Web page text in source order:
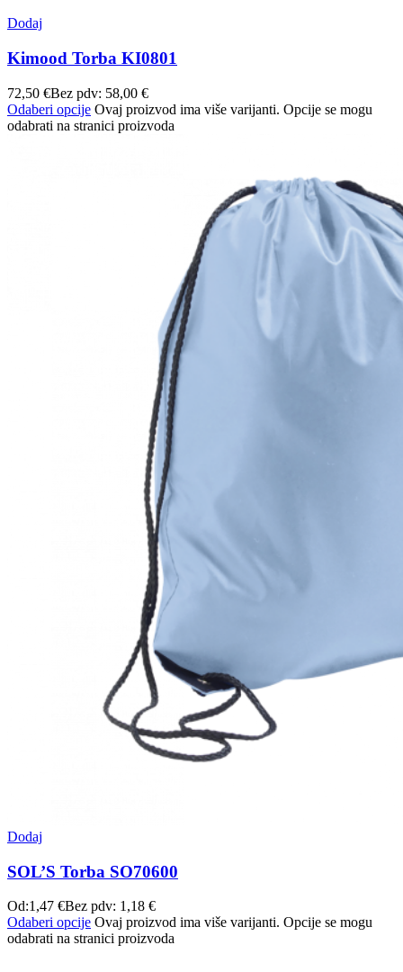
Dodaj
Kimood Torba KI0801
72,50 €Bez pdv: 58,00 €
Odaberi opcije Ovaj proizvod ima više varijanti. Opcije se mogu
odabrati na stranici proizvoda
Dodaj
SOL’S Torba SO70600
Od:1,47 €Bez pdv: 1,18 €
Odaberi opcije Ovaj proizvod ima više varijanti. Opcije se mogu
odabrati na stranici proizvoda